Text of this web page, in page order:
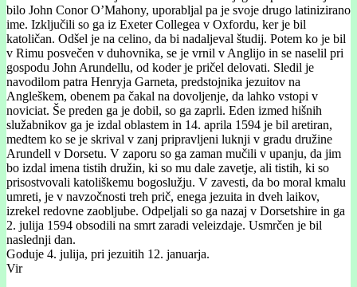
bilo John Conor O’Mahony, uporabljal pa je svoje drugo latinizirano
ime. Izključili so ga iz Exeter Collegea v Oxfordu, ker je bil
katoličan. Odšel je na celino, da bi nadaljeval študij. Potem ko je bil
v Rimu posvečen v duhovnika, se je vrnil v Anglijo in se naselil pri
gospodu John Arundellu, od koder je pričel delovati. Sledil je
navodilom patra Henryja Garneta, predstojnika jezuitov na
Angleškem, obenem pa čakal na dovoljenje, da lahko vstopi v
noviciat. Še preden ga je dobil, so ga zaprli. Eden izmed hišnih
služabnikov ga je izdal oblastem in 14. aprila 1594 je bil aretiran,
medtem ko se je skrival v zanj pripravljeni luknji v gradu družine
Arundell v Dorsetu. V zaporu so ga zaman mučili v upanju, da jim
bo izdal imena tistih družin, ki so mu dale zavetje, ali tistih, ki so
prisostvovali katoliškemu bogoslužju. V zavesti, da bo moral kmalu
umreti, je v navzočnosti treh prič, enega jezuita in dveh laikov,
izrekel redovne zaobljube. Odpeljali so ga nazaj v Dorsetshire in ga
2. julija 1594 obsodili na smrt zaradi veleizdaje. Usmrčen je bil
naslednji dan.
Goduje 4. julija, pri jezuitih 12. januarja.
Vir